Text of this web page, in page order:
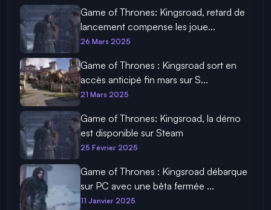
Game of Thrones: Kingsroad, retard de
lancement compense les joue...
26 Mars 2025
Game of Thrones : Kingsroad sort en
accès anticipé fin mars sur S...
21 Mars 2025
Game of Thrones: Kingsroad, la démo
est disponible sur Steam
25 Février 2025
Game of Thrones : Kingsroad débarque
sur PC avec une bêta fermée ...
11 Janvier 2025